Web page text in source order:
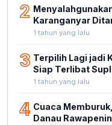
2 Karanganyar
1 tahun yang lalu
3 Terpilih Lagi jadi
Siap Terlibat
1 tahun yang lalu
4 Cuaca
Danau